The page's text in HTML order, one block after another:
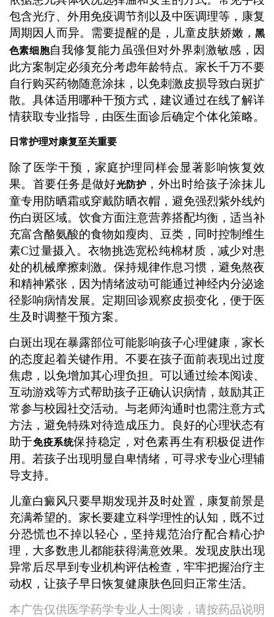
包含光疗、外用免疫调节剂以及中医调理等，康复
周期因人而异。需要提醒的是，儿童皮肤娇嫩，黑
色素细胞自我修复能力虽强但对外界刺激敏感，因
此方案制定必须充分考虑年龄特点。家长千万不要
自行购买药物随意涂抹，以免刺激皮损导致白斑扩
散。具体适用哪种干预方式，建议通过在线了解详
情获取专业指导，由医生面诊后确定个体化策略。
日常护理对康复至关重要
除了医学干预，家庭护理同样会显著影响恢复效
果。首要任务是做好光防护 ，外出时给孩子涂抹儿
童专用防晒霜或穿戴防晒衣帽，避免强烈紫外线灼
伤白斑区域。饮食方面注意营养搭配均衡，适当补
充富含酪氨酸的食物如瘦肉、豆类，同时控制维生
素C过量摄入。衣物挑选宽松纯棉材质，减少对患
处的机械摩擦刺激。保持规律作息习惯，避免熬夜
和精神紧张，因为情绪波动可能通过神经内分泌途
径影响病情发展。定期回诊观察皮损变化，便于医
生及时调整干预方案。
白斑出现在暴露部位可能影响孩子心理健康，家长
的态度起着关键作用。不要在孩子面前表现出过度
焦虑，以免增加其心理负担。可以通过绘本阅读、
互动游戏等方式帮助孩子正确认识病情，鼓励其正
常参与校园社交活动。与老师沟通时也需注意方式
方法，避免特殊对待造成压力。良好的心理状态有
助于免疫系统保持稳定，对色素再生有积极促进作
用。若孩子出现明显自卑情绪，可寻求专业心理辅
导支持。
儿童白癜风只要早期发现并及时处置，康复前景是
充满希望的。家长要建立科学理性的认知，既不过
分恐慌也不掉以轻心，坚持规范治疗配合精心护
理，大多数患儿都能获得满意效果。发现皮肤出现
异常后尽早到专业机构评估检查，牢牢把握治疗主
动权，让孩子早日恢复健康肤色回归正常生活。
本广告仅供医学药学专业人士阅读，请按药品说明